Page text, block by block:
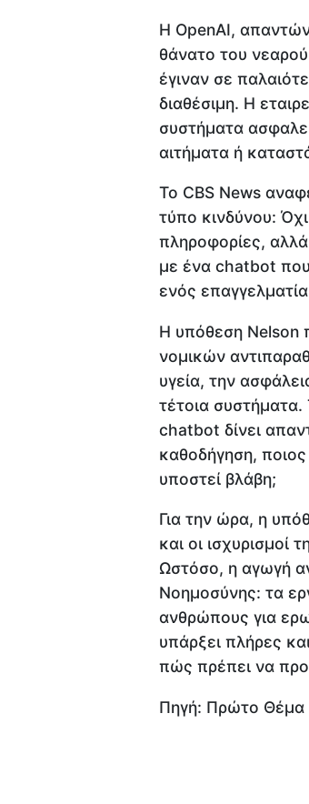
Η OpenAI,
θάνατο του νεαρού
έγιναν σε
διαθέσιμη. Η
συστήματα
αιτήματα ή
Το CBS News
τύπο κινδύνου:
πληροφορίες,
με ένα chatbot που
ενός επαγγελματία
Η υπόθεση Nelson
νομικών
υγεία, την
τέτοια
chatbot δίνει
καθοδήγηση,
υποστεί βλάβη;
Για την ώρα, η
και οι ισχυρισμοί
Ωστόσο, η αγωγή
Νοημοσύνης: τα
ανθρώπους για
υπάρξει πλήρες
πώς πρέπει να
Πηγή: Πρώτο Θέμα